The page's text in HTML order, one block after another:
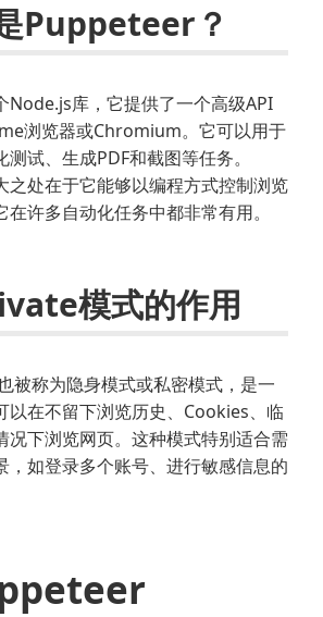
Puppeteer？
库，它提供了一个高级API
浏览器或Chromium。它可以用于
试、生成PDF和截图等任务。
处在于它能够以编程方式控制浏览
许多自动化任务中都非常有用。
模式的作用
被称为隐身模式或私密模式，是一
以在不留下浏览历史、Cookies、临
况下浏览网页。这种模式特别适合需
，如登录多个账号、进行敏感信息的